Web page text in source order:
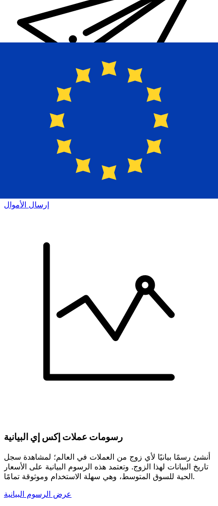
إكس إي (Xe) لتحويلات الأموال الدولية
أرسل المال عبر الإنترنت بسرعة وسهولة وأمان. تتبع مباشر
إرسال الأموال
رسومات عملات إكس إي البيانية
أنشئ رسمًا بيانيًا لأي زوج من العملات في العالم؛ لمشاهدة سجل
تاريخ البيانات لهذا الزوج. وتعتمد هذه الرسوم البيانية على الأسعار
الحية للسوق المتوسط، وهي سهلة الاستخدام وموثوقة تمامًا.
عرض الرسوم البيانية